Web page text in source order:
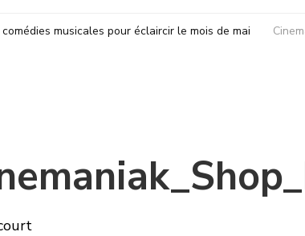
musicales pour éclaircir le mois de mai